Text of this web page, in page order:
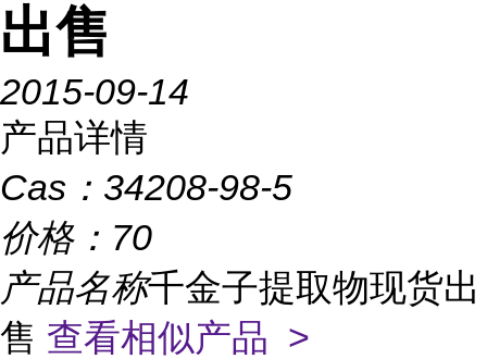
出售
2015-09-14
产品详情
Cas： 34208-98-5
价格： 70
产品名称千金子提取物现货出
售 查看相似产品 >